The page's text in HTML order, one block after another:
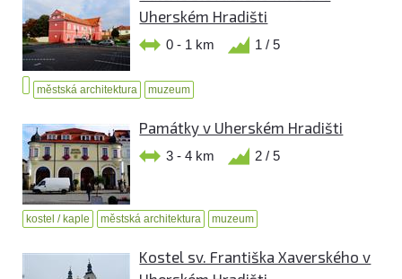
Uherském Hradišti
0 - 1 km 1 / 5
městská architektura muzeum
Památky v Uherském Hradišti
3 - 4 km 2 / 5
kostel / kaple městská architektura muzeum
Kostel sv. Františka Xaverského v